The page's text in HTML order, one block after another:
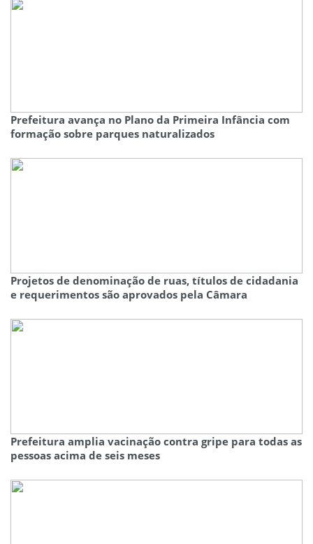
Prefeitura avança no Plano da Primeira Infância com
formação sobre parques naturalizados
Projetos de denominação de ruas, títulos de cidadania
e requerimentos são aprovados pela Câmara
Prefeitura amplia vacinação contra gripe para todas as
pessoas acima de seis meses